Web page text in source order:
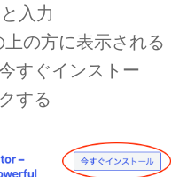
入力
の方に表示される
すぐインストー
する